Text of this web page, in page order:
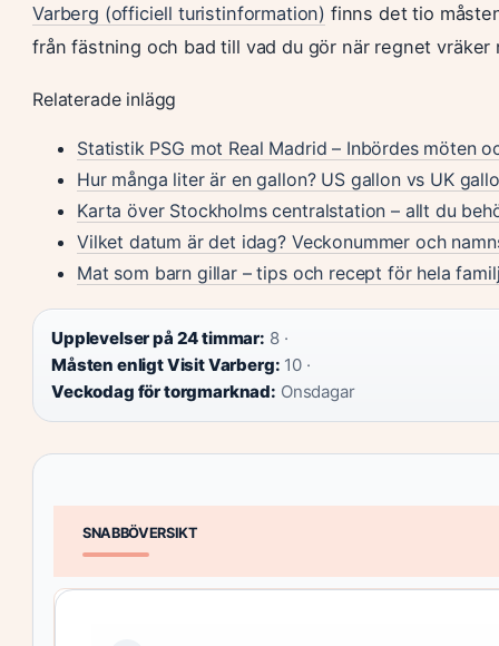
Varberg (officiell turistinformation) finns det tio
från fästning och bad till vad du gör när regnet vräker
Relaterade inlägg
Statistik PSG mot Real Madrid – Inbördes möten
Hur många liter är en gallon? US gallon vs UK
Karta över Stockholms centralstation – allt du
Vilket datum är det idag? Veckonummer och
Mat som barn gillar – tips och recept för hela
Upplevelser på 24 timmar: 8 ·
Måsten enligt Visit Varberg: 10 ·
Veckodag för torgmarknad: Onsdagar
SNABBÖVERSIKT